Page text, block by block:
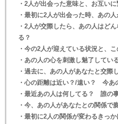
・2人が出会った意味と、お互い
・最初に2人が出会った時、あの
・2人が交際したら、あの人はど
る？
・今の2人が迎えている状況と、
・あの人の心を刺激し魅了してい
・過去に、あの人があなたと交際
・心の距離は近い？/遠い？ 今あ
・最近あの人は何してる？ 誰の
・今、あの人があなたとの関係で
・最初に2人の関係が変わるきっ